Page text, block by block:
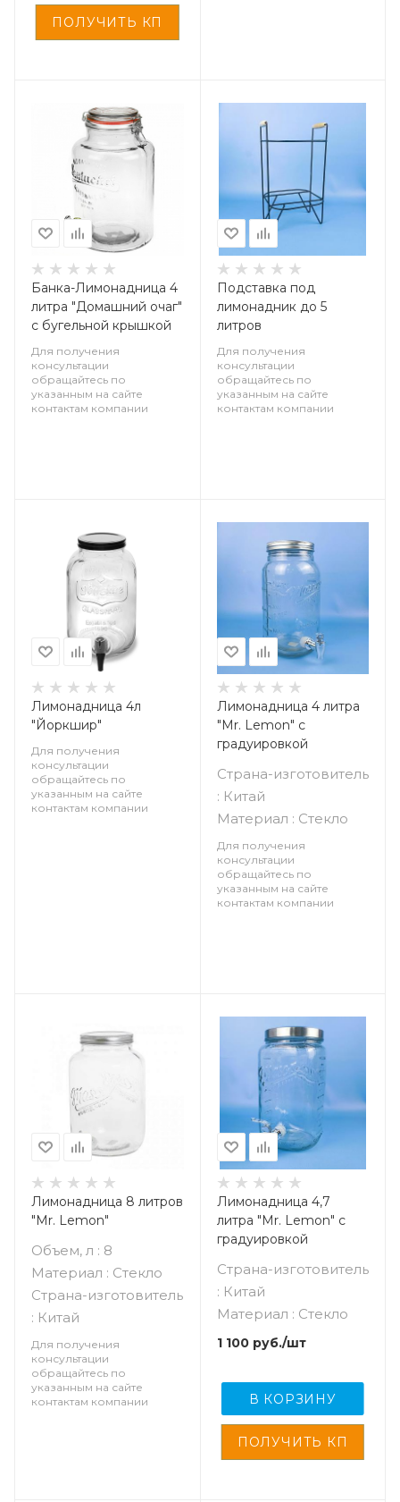
Банка-Лимонадница 4
литра "Домашний очаг"
с бугельной крышкой
Для получения
консультации
обращайтесь по
указанным на сайте
контактам компании
Подставка под
лимонадник до 5
литров
Для получения
консультации
обращайтесь по
указанным на сайте
контактам компании
Лимонадница 4л
"Йоркшир"
Для получения
консультации
обращайтесь по
указанным на сайте
контактам компании
Лимонадница 4 литра
"Mr. Lemon" с
градуировкой
Страна-изготовитель
: Китай
Материал : Стекло
Для получения
консультации
обращайтесь по
указанным на сайте
контактам компании
Лимонадница 8 литров
"Mr. Lemon"
Объем, л : 8
Материал : Стекло
Страна-изготовитель
: Китай
Для получения
консультации
обращайтесь по
указанным на сайте
контактам компании
Лимонадница 4,7
литра "Mr. Lemon" с
градуировкой
Страна-изготовитель
: Китай
Материал : Стекло
1 100руб./шт
В КОРЗИНУ